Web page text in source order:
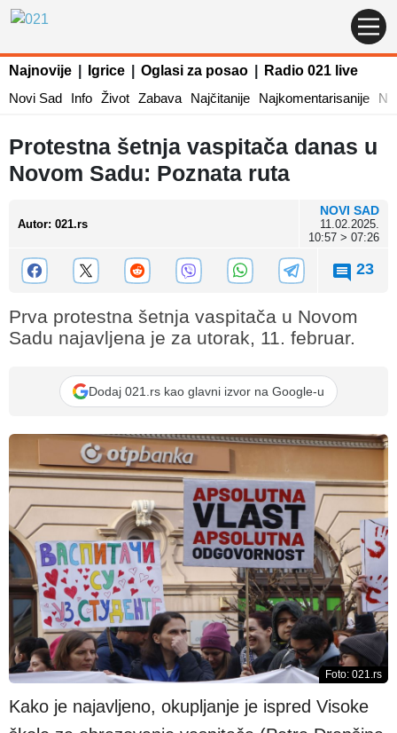
Najnovije Igrice Oglasi za posao
Radio 021 live
Novi Sad
Info Život Zabava Najčitanije Najkomentarisanije
Protestna šetnja vaspitača danas u
Novom Sadu: Poznata ruta
Autor: 021.rs
NOVI SAD
11.02.2025.
10:57 > 07:26
23
Prva protestna šetnja vaspitača u Novom
Sadu najavljena je za utorak, 11. februar.
Dodaj 021.rs kao glavni izvor na Google-u
Foto: 021.rs
Kako je najavljeno, okupljanje je ispred Visoke